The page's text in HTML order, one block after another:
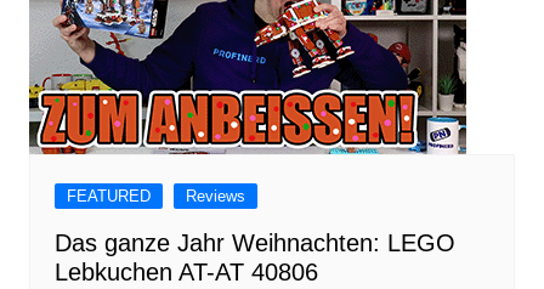
FEATURED Reviews
Das ganze Jahr Weihnachten: LEGO
Lebkuchen AT-AT 40806